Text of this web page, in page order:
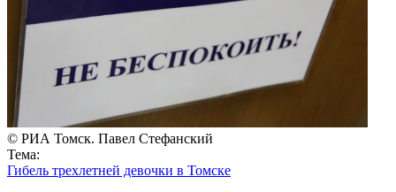
© РИА Томск. Павел Стефанский
Тема:
Гибель трехлетней девочки в Томске